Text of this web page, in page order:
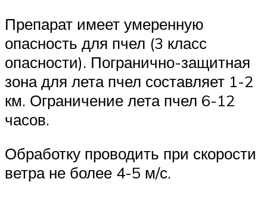
Препарат имеет умеренную
опасность для пчел (3 класс
опасности). Погранично-защитная
зона для лета пчел составляет 1-2
км. Ограничение лета пчел 6-12
часов.
Обработку проводить при скорости
ветра не более 4-5 м/с.